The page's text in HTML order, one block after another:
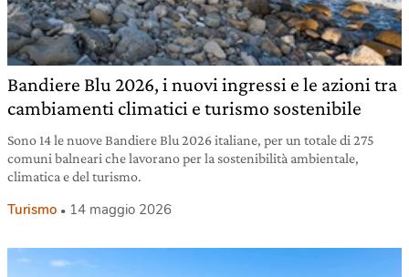
Bandiere Blu 2026, i nuovi ingressi e le azioni tra
cambiamenti climatici e turismo sostenibile
Sono 14 le nuove Bandiere Blu 2026 italiane, per un totale di 275
comuni balneari che lavorano per la sostenibilità ambientale,
climatica e del turismo.
Turismo 14 maggio 2026